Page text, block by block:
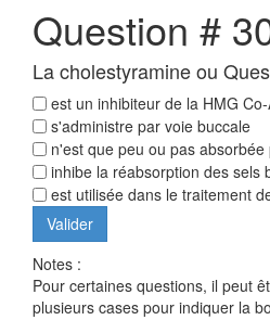
Question #
La cholestyramine ou
est un inhibiteur de la HMG
s'administre par voie buccale
n'est que peu ou pas
inhibe la réabsorption des sels
est utilisée dans le traitement
Notes :
Pour certaines questions, il peut
plusieurs cases pour indiquer la